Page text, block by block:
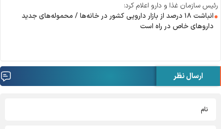
رئیس سازمان غذا و دارو اعلام کرد:
انباشت ۱۸ درصد از بازار دارویی کشور در خانه‌ها / محموله‌های جدید
دارو‌های خاص در راه است
ارسال نظر